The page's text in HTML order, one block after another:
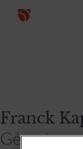
Franck
Gérant